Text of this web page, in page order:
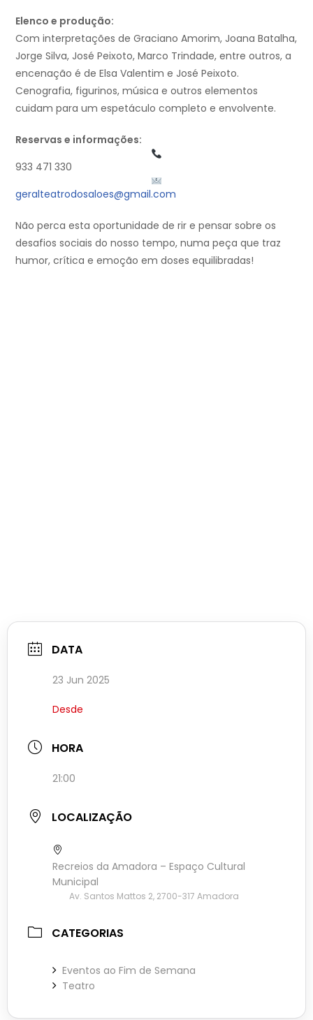
Elenco e produção:
Com interpretações de Graciano Amorim, Joana Batalha,
Jorge Silva, José Peixoto, Marco Trindade, entre outros, a
encenação é de Elsa Valentim e José Peixoto.
Cenografia, figurinos, música e outros elementos
cuidam para um espetáculo completo e envolvente.
Reservas e informações:
933 471 330
geralteatrodosaloes@gmail.com
Não perca esta oportunidade de rir e pensar sobre os
desafios sociais do nosso tempo, numa peça que traz
humor, crítica e emoção em doses equilibradas!
DATA
23 Jun 2025
Desde
HORA
21:00
LOCALIZAÇÃO
Recreios da Amadora – Espaço Cultural
Municipal
Av. Santos Mattos 2, 2700-317 Amadora
CATEGORIAS
Eventos ao Fim de Semana
Teatro